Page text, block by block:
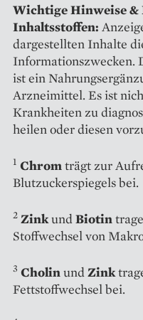
Wichtige Hinweise &
Inhaltsstoffen:
dargestellten Inhalte
Informationszwecken.
ist ein
Arzneimittel. Es ist
Krankheiten zu
heilen oder diesen
1 Chromträgt zur
Blutzuckerspiegels bei.
2 ZinkundBiotin
Stoffwechsel von
3 CholinundZink
Fettstoffwechsel bei.